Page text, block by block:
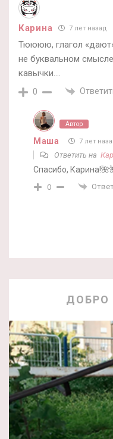
Карина 7 лет назад
Тюююю, глагол
не буквальном
кавычки….
0
Автор
Маша 7 лет
Ответить на
Спасибо,
0
ДОБРО